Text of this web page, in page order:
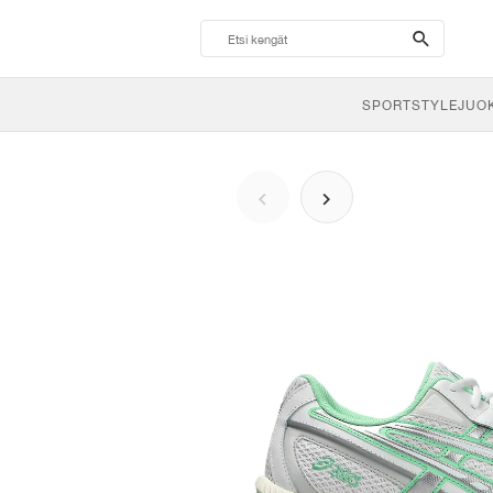
search-
btn
SPORTSTYLE